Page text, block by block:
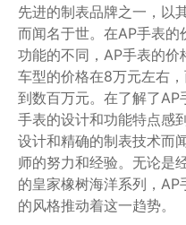
先进的制表品牌之一，以
而闻名于世。在AP手表
功能的不同，AP手表的
车型的价格在8万元左右
到数百万元。在了解了
手表的设计和功能特点感
设计和精确的制表技术而
师的努力和经验。无论是
的皇家橡树海洋系列，
的风格推动着这一趋势。